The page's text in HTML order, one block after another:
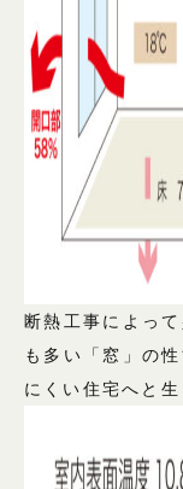
断熱工事によっ
も多い「窓」の
にくい住宅へと生